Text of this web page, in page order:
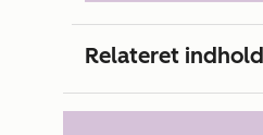
Relateret indhold